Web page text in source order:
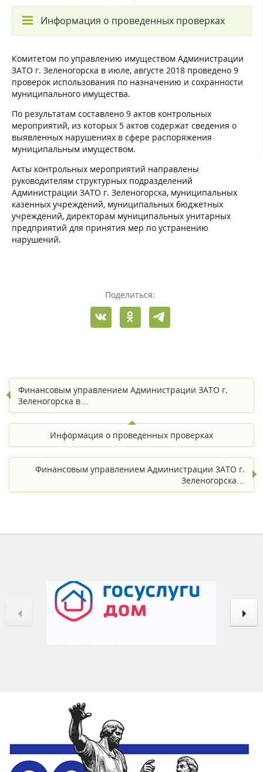
Информация о проведенных проверках
Комитетом по управлению имуществом Администрации
ЗАТО г. Зеленогорска в июле, августе 2018 проведено 9
проверок использования по назначению и сохранности
муниципального имущества.
По результатам составлено 9 актов контрольных
мероприятий, из которых 5 актов содержат сведения о
выявленных нарушениях в сфере распоряжения
муниципальным имуществом.
Акты контрольных мероприятий направлены
руководителям структурных подразделений
Администрации ЗАТО г. Зеленогорска, муниципальных
казенных учреждений, муниципальных бюджетных
учреждений, директорам муниципальных унитарных
предприятий для принятия мер по устранению
нарушений.
Поделиться:
Финансовым управлением Администрации ЗАТО г.
Зеленогорска в…
Информация о проведенных проверках
Финансовым управлением Администрации ЗАТО г.
Зеленогорска…